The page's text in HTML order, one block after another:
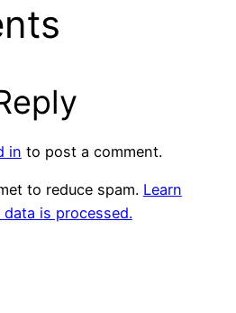
in to post a comment.
to reduce spam. Learn
is processed.